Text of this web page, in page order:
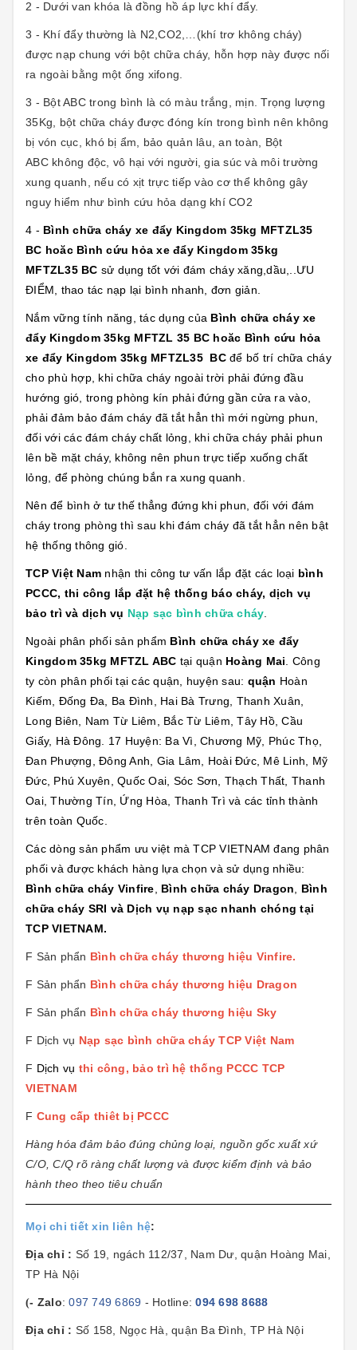
2 - Dưới van khóa là đồng hồ áp lực khí đẩy.
3 - Khí đẩy thường là N2,CO2,…(khí trơ không cháy)
được nạp chung với bột chữa cháy, hỗn hợp này được nối
ra ngoài bằng một ống xifong.
3 - Bột ABC trong bình là có màu trắng, mịn. Trọng lượng
35Kg, bột chữa cháy được đóng kín trong bình nên không
bị vón cục, khó bị ẩm, bảo quản lâu, an toàn, Bột
ABC không độc, vô hại với người, gia súc và môi trường
xung quanh, nếu có xịt trực tiếp vào cơ thể không gây
nguy hiểm như bình cứu hỏa dạng khí CO2
4 - Bình chữa cháy xe đẩy Kingdom 35kg MFTZL35
BC hoăc Bình cứu hỏa xe đẩy Kingdom 35kg
MFTZL35 BC sử dụng tốt với đám cháy xăng,dầu,..ƯU
ĐIỂM, thao tác nạp lại bình nhanh, đơn giản.
Nắm vững tính năng, tác dụng của Bình chữa cháy xe
đẩy Kingdom 35kg MFTZL 35 BC hoăc Bình cứu hỏa
xe đẩy Kingdom 35kg MFTZL35 BCđể bố trí chữa cháy
cho phù hợp, khi chữa cháy ngoài trời phải đứng đầu
hướng gió, trong phòng kín phải đứng gần cửa ra vào,
phải đảm bảo đám cháy đã tắt hẳn thì mới ngừng phun,
đối với các đám cháy chất lỏng, khi chữa cháy phải phun
lên bề mặt cháy, không nên phun trực tiếp xuống chất
lỏng, để phòng chúng bắn ra xung quanh.
Nên để bình ở tư thế thẳng đứng khi phun, đối với đám
cháy trong phòng thì sau khi đám cháy đã tắt hẳn nên bật
hệ thống thông gió.
TCP Việt Nam nhận thi công tư vấn lắp đặt các loại bình
PCCC, thi công lắp đặt hệ thống báo cháy, dịch vụ
bảo trì và dịch vụ Nạp sạc bình chữa cháy
Ngoài phân phối sản phẩm Bình chữa cháy xe đẩy
Kingdom 35kg MFTZL ABC tại quận Hoàng Mai . Công
ty còn phân phối tại các quận, huyện sau: quận Hoàn
Kiếm, Đống Đa, Ba Đình, Hai Bà Trưng, Thanh Xuân,
Long Biên, Nam Từ Liêm, Bắc Từ Liêm, Tây Hồ, Cầu
Giấy, Hà Đông. 17 Huyện: Ba Vì, Chương Mỹ, Phúc Thọ,
Đan Phượng, Đông Anh, Gia Lâm, Hoài Đức, Mê Linh, Mỹ
Đức, Phú Xuyên, Quốc Oai, Sóc Sơn, Thạch Thất, Thanh
Oai, Thường Tín, Ứng Hòa, Thanh Trì và các tỉnh thành
trên toàn Quốc.
Các dòng sản phẩm ưu việt mà TCP VIETNAM đang phân
phối và được khách hàng lựa chọn và sử dụng nhiều:
Bình chữa cháy Vinfire
Bình chữa cháy Dragon
Bình
chữa cháy SRI và Dịch vụ nạp sạc nhanh chóng tại
TCP VIETNAM.
F Sản phẩn Bình chữa cháy thương hiệu Vinfire.
F Sản phẩn Bình chữa cháy thương hiệu Dragon
F Sản phẩn Bình chữa cháy thương hiệu Sky
F Dịch vụ Nạp sạc bình chữa cháy TCP Việt Nam
F Dịch vụ thi công, bảo trì hệ thống PCCC TCP
VIETNAM
F Cung cấp thiêt bị PCCC
Hàng hóa đảm bảo đúng chủng loại, nguồn gốc xuất xứ
C/O, C/Q rõ ràng chất lượng và được kiểm định và bảo
hành theo theo tiêu chuẩn
Mọi chi tiết xin liên hệ:
Địa chỉ : Số 19, ngách 112/37, Nam Dư, quận Hoàng Mai,
TP Hà Nội
(- Zalo:097 749 6869 - Hotline:094 698 8688
Địa chỉ : Số 158, Ngọc Hà, quận Ba Đình, TP Hà Nội